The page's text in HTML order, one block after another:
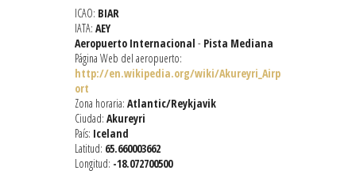
ICAO: BIAR
IATA: AEY
Aeropuerto Internacional - Pista Mediana
Página Web del aeropuerto:
http://en.wikipedia.org/wiki/Akureyri_Airp
ort
Zona horaria: Atlantic/Reykjavik
Ciudad: Akureyri
País: Iceland
Latitud: 65.660003662
Longitud: -18.072700500